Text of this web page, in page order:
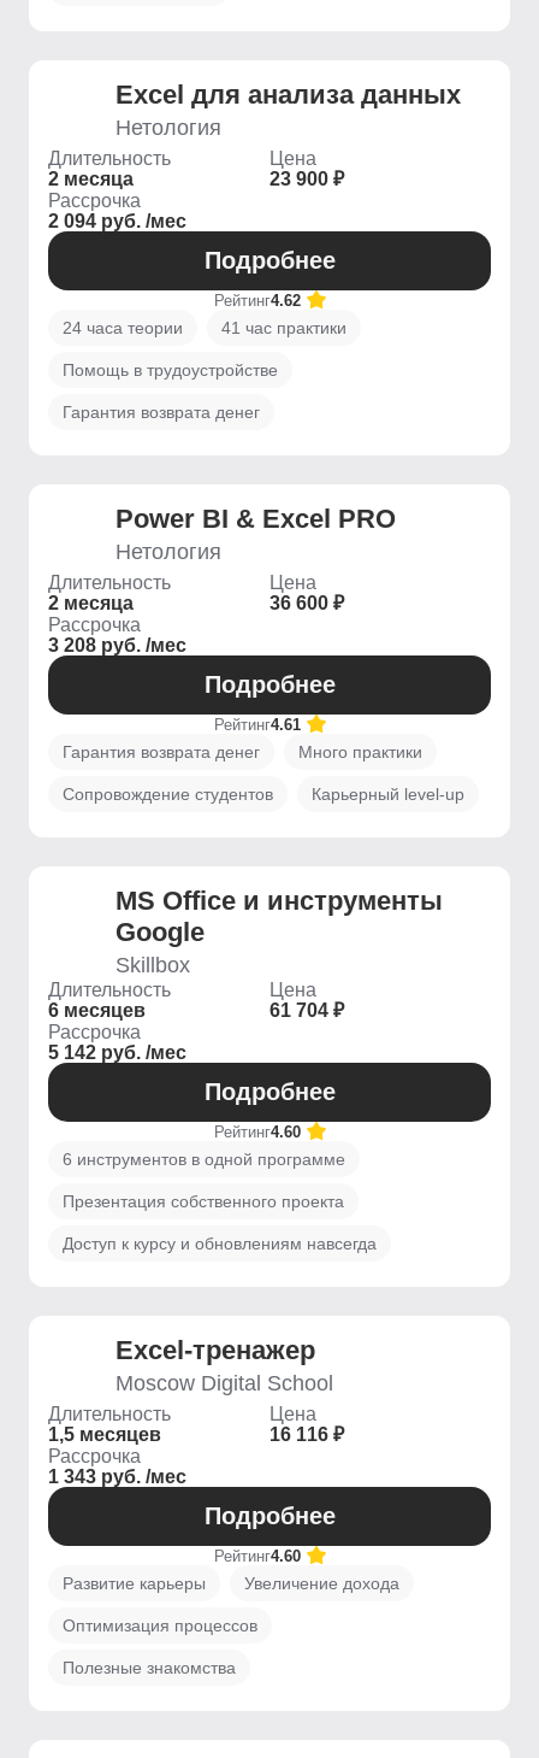
Excel для анализа данных
Нетология
Длительность
2 месяца
Цена
23 900 ₽
Рассрочка
2 094 руб. /мес
Подробнее
Рейтинг4.62
24 часа теории 41 час практики
Помощь в трудоустройстве
Гарантия возврата денег
Power BI & Excel PRO
Нетология
Длительность
2 месяца
Цена
36 600 ₽
Рассрочка
3 208 руб. /мес
Подробнее
Рейтинг4.61
Гарантия возврата денег Много практики
Сопровождение студентов Карьерный level-up
MS Office и инструменты
Google
Skillbox
Длительность
6 месяцев
Цена
61 704 ₽
Рассрочка
5 142 руб. /мес
Подробнее
Рейтинг4.60
6 инструментов в одной программе
Презентация собственного проекта
Доступ к курсу и обновлениям навсегда
Excel-тренажер
Moscow Digital School
Длительность
1,5 месяцев
Цена
16 116 ₽
Рассрочка
1 343 руб. /мес
Подробнее
Рейтинг4.60
Развитие карьеры Увеличение дохода
Оптимизация процессов
Полезные знакомства